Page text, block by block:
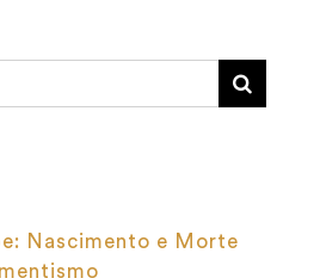
Nascimento e Morte